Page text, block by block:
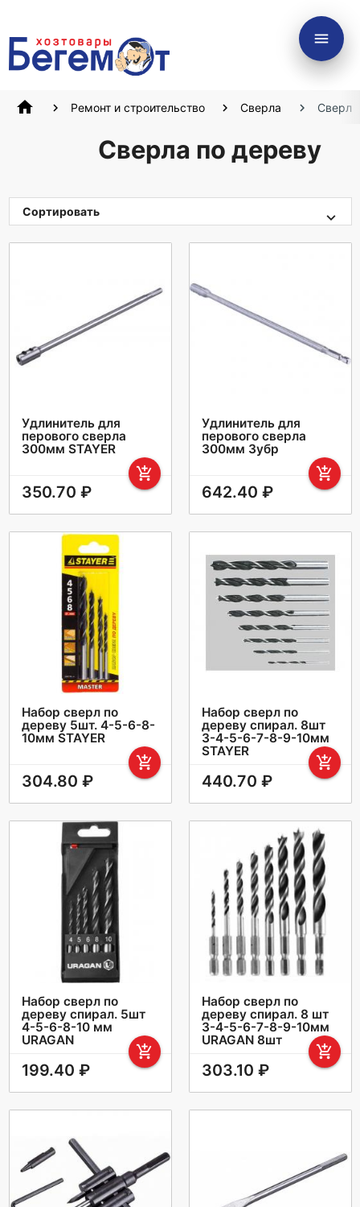
menu
home Ремонт и строительство Сверла
Сверла по дереву
Сортировать
Удлинитель для
перового сверла
300мм STAYER
add_shopping_cart
350.70 ₽
Удлинитель для
перового сверла
300мм Зубр
add_shopping_cart
642.40 ₽
Набор сверл по
дереву 5шт. 4-5-6-8-
10мм STAYER
add_shopping_cart
304.80 ₽
Набор сверл по
дереву спирал. 8шт
3-4-5-6-7-8-9-10мм
STAYER
add_shopping_cart
440.70 ₽
Набор сверл по
дереву спирал. 5шт
4-5-6-8-10 мм
URAGAN
add_shopping_cart
199.40 ₽
Набор сверл по
дереву спирал. 8 шт
3-4-5-6-7-8-9-10мм
URAGAN 8шт
add_shopping_cart
303.10 ₽